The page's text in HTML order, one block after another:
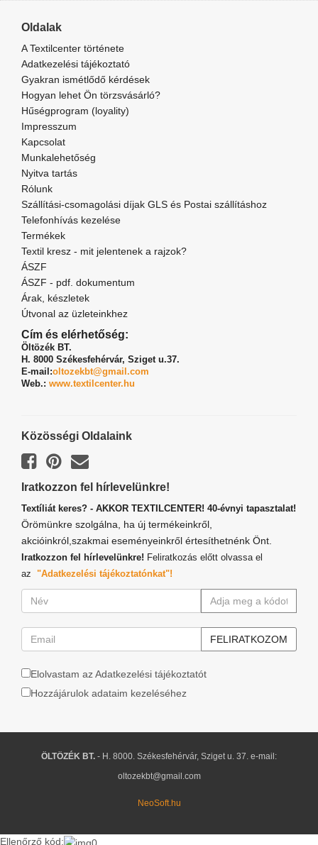
Oldalak
A Textilcenter története
Adatkezelési tájékoztató
Gyakran ismétlődő kérdések
Hogyan lehet Ön törzsvásárló?
Hűségprogram (loyality)
Impresszum
Kapcsolat
Munkalehetőség
Nyitva tartás
Rólunk
Szállítási-csomagolási díjak GLS és Postai szállításhoz
Telefonhívás kezelése
Termékek
Textil kresz - mit jelentenek a rajzok?
ÁSZF
ÁSZF - pdf. dokumentum
Árak, készletek
Útvonal az üzleteinkhez
Cím és elérhetőség:
Öltözék BT.
H. 8000 Székesfehérvár, Sziget u.37.
E-mail:oltozekbt@gmail.com
Web.: www.textilcenter.hu
Közösségi Oldalaink
Iratkozzon fel hírlevelünkre!
Textíliát keres? - AKKOR TEXTILCENTER! 40-évnyi tapasztalat!
Örömünkre szolgálna, ha új termékeinkről,
akcióinkról,szakmai eseményeinkről értesíthetnénk Önt.
Iratkozzon fel hírlevelünkre! Feliratkozás előtt olvassa el
az "Adatkezelési tájékoztatónkat"!
Elolvastam az Adatkezelési tájékoztatót
Hozzájárulok adataim kezeléséhez
ÖLTÖZÉK BT. - H. 8000. Székesfehérvár, Sziget u. 37. e-mail:
oltozekbt@gmail.com
NeoSoft.hu
Ellenőrző kód: